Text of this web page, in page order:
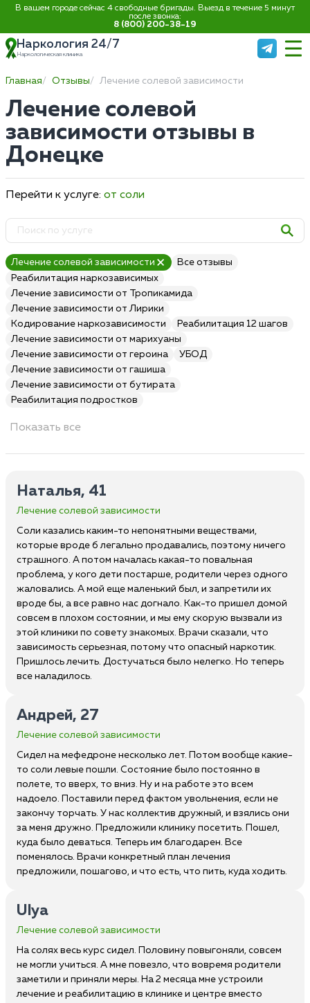
В вашем городе сейчас 4 свободные бригады. Выезд в течение 5 минут
после звонка:
8 (800) 200-38-19
Наркология 24/7
Наркологическая клиника
Главная Отзывы Лечение солевой зависимости
Лечение солевой
зависимости отзывы в
Донецке
Перейти к услуге: от соли
Лечение солевой зависимости
Все отзывы
Реабилитация наркозависимых
Лечение зависимости от Тропикамида
Лечение зависимости от Лирики
Кодирование наркозависимости
Реабилитация 12 шагов
Лечение зависимости от марихуаны
Лечение зависимости от героина
УБОД
Лечение зависимости от гашиша
Лечение зависимости от бутирата
Реабилитация подростков
Показать все
Наталья, 41
Лечение солевой зависимости
Соли казались каким-то непонятными веществами,
которые вроде б легально продавались, поэтому ничего
страшного. А потом началась какая-то повальная
проблема, у кого дети постарше, родители через одного
жаловались. А мой еще маленький был, и запретили их
вроде бы, а все равно нас догнало. Как-то пришел домой
совсем в плохом состоянии, и мы ему скорую вызвали из
этой клиники по совету знакомых. Врачи сказали, что
зависимость серьезная, потому что опасный наркотик.
Пришлось лечить. Достучаться было нелегко. Но теперь
все наладилось.
Андрей, 27
Лечение солевой зависимости
Сидел на мефедроне несколько лет. Потом вообще какие-
то соли левые пошли. Состояние было постоянно в
полете, то вверх, то вниз. Ну и на работе это всем
надоело. Поставили перед фактом увольнения, если не
закончу торчать. У нас коллектив дружный, и взялись они
за меня дружно. Предложили клинику посетить. Пошел,
куда было деваться. Теперь им благодарен. Все
поменялось. Врачи конкретный план лечения
предложили, пошагово, и что есть, что пить, куда ходить.
Ulya
Лечение солевой зависимости
На солях весь курс сидел. Половину повыгоняли, совсем
не могли учиться. А мне повезло, что вовремя родители
заметили и приняли меры. На 2 месяца мне устроили
лечение и реабилитацию в клинике и центре вместо